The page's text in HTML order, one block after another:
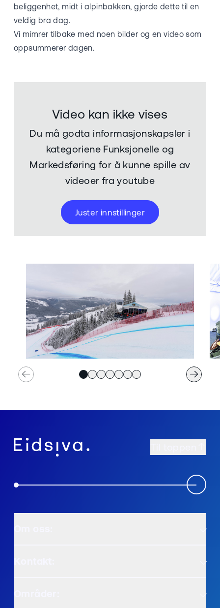
beliggenhet, midt i alpinbakken, gjorde dette til en
veldig bra dag.
Vi mimrer tilbake med noen bilder og en video som
oppsummerer dagen.
Video kan ikke vises
Du må godta informasjonskapsler i
kategoriene Funksjonelle og
Markedsføring for å kunne spille av
videoer fra youtube
Juster innstillinger
Previous slide Next